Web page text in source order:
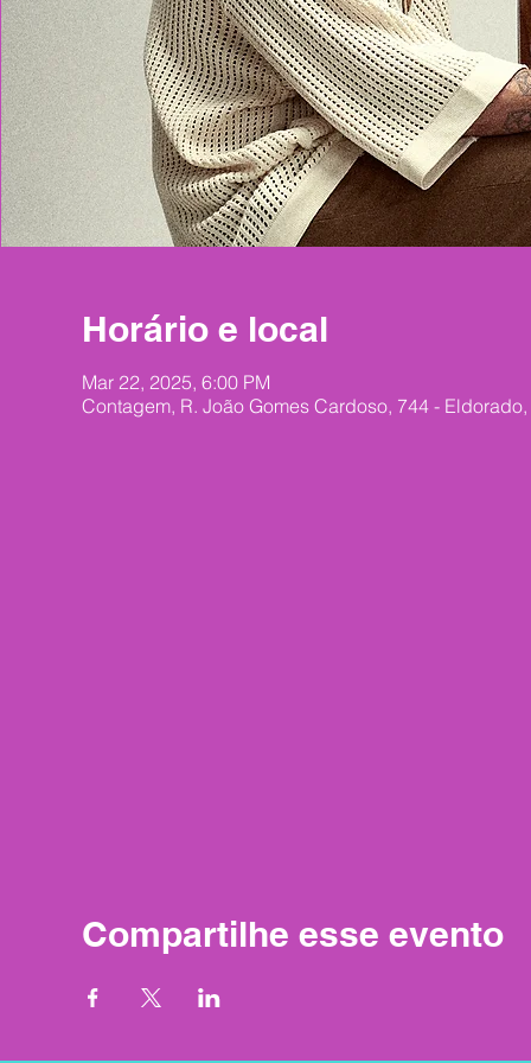
Horário e local
Mar 22, 2025, 6:00 PM
Contagem, R. João Gomes Cardoso, 744 -
Compartilhe esse evento